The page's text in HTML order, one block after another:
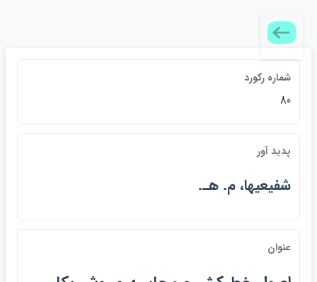
شماره ركورد
80
پديد آور
شفيعيها، م. هـ.
عنوان